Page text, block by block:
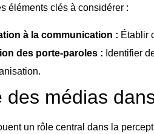
éléments clés à considérer :
à la communication : Établir
des porte-paroles : Identifier
des médias
un rôle central dans la